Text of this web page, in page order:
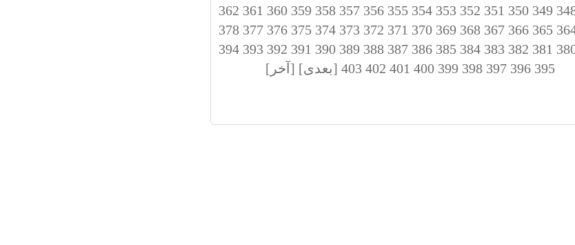
349
350
351
352
353
354
355
356
357
358
359
360
361
362
365
366
367
368
369
370
371
372
373
374
375
376
377
378
381
382
383
384
385
386
387
388
389
390
391
392
393
394
395
396
397
398
399
400
401
402
403 [بعدی] [آخر]